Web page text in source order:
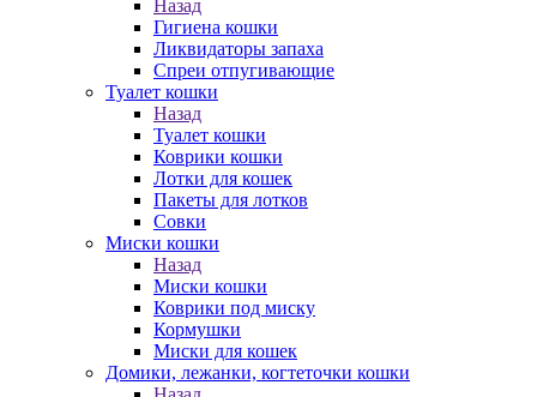
Назад
Гигиена кошки
Ликвидаторы запаха
Спреи отпугивающие
Туалет кошки
Назад
Туалет кошки
Коврики кошки
Лотки для кошек
Пакеты для лотков
Совки
Миски кошки
Назад
Миски кошки
Коврики под миску
Кормушки
Миски для кошек
Домики, лежанки, когтеточки кошки